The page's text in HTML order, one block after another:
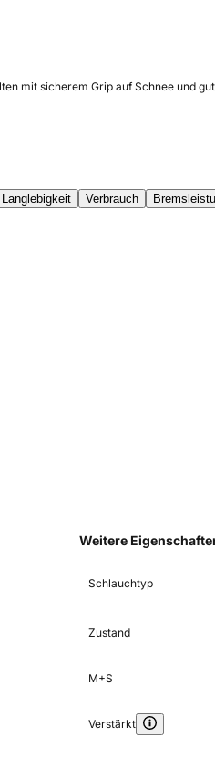
mit sicherem Grip auf Schnee und
Langlebigkeit Verbrauch
Weitere
Schlauchtyp
Zustand
M+S
Verstärkt